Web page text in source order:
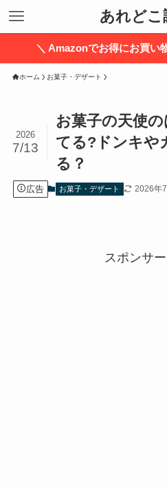
あれどこ
＼ Amazonでお得にお買い
ホーム お菓子・デザート
お菓子の天使
てる?ドンキや
る？
2026
7/13
広告 お菓子・デザート 2026年
スポンサ